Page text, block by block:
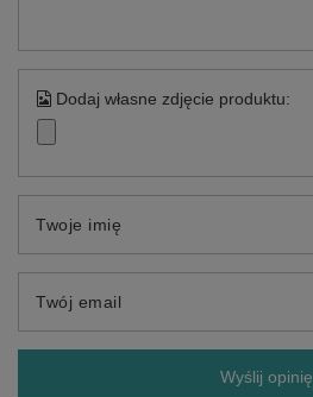
Dodaj własne zdjęcie produktu:
Twoje imię
Twój email
Wyślij opinię